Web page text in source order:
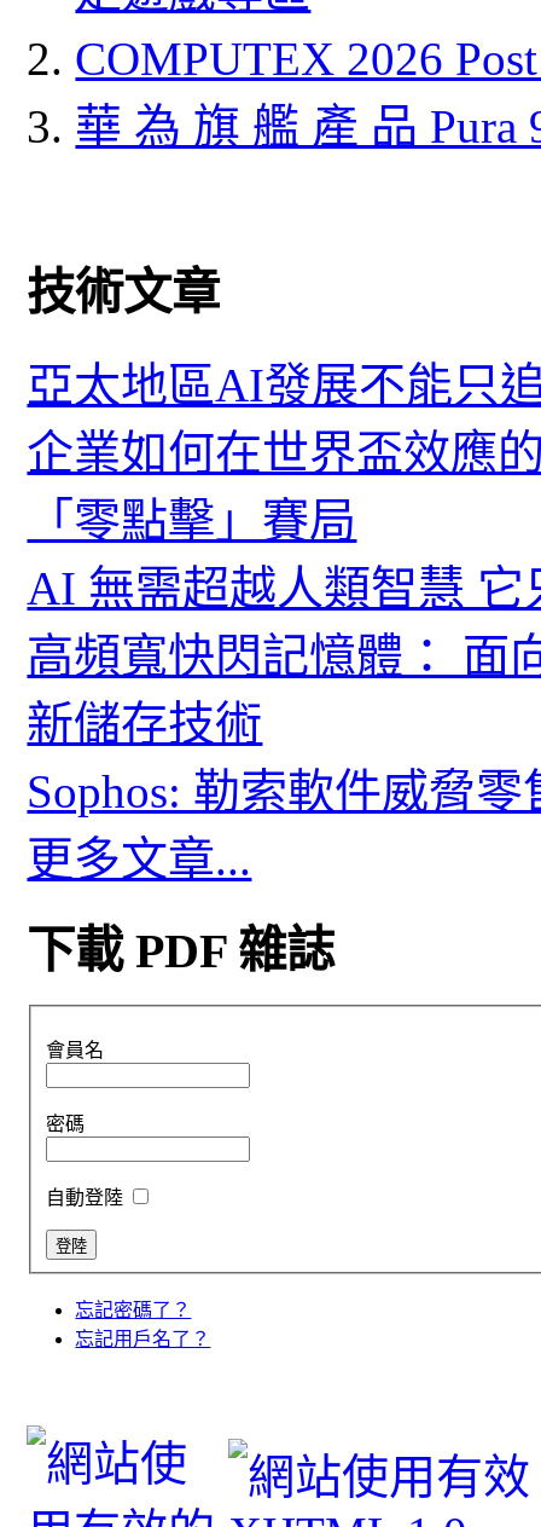
COMPUTEX 2026
華 為 旗 艦 產 品 Pura
技術文章
亞太地區AI發展不能只
企業如何在世界盃效應
「零點擊」賽局
AI 無需超越人類智慧
高頻寬快閃記憶體： 面
新儲存技術
Sophos: 勒索軟件威脅
更多文章...
下載 PDF 雜誌
會員名
密碼
自動登陸
忘記密碼了？
忘記用戶名了？